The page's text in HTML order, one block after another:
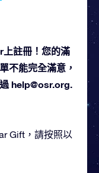
註冊！您的滿
不能完全滿意，
help@osr.org.
Gift，請按照以